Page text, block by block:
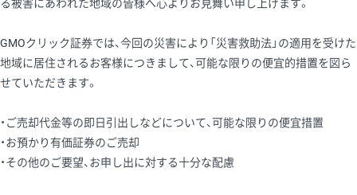
る被害にあわれた地域の皆様へ心よりお見舞い申し上げます。
GMOクリック証券では、今回の災害により「災害救助法」の適用を受けた
地域に居住されるお客様につきまして、可能な限りの便宜的措置を図ら
せていただきます。
・ご売却代金等の即日引出しなどについて、可能な限りの便宜措置
・お預かり有価証券のご売却
・その他のご要望、お申し出に対する十分な配慮